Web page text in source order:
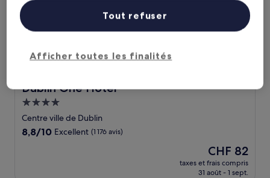
Dublin One Hotel
Dublin One Hotel
Hébergement
4.0 étoiles
Centre ville de Dublin
8.8
8,8/10 Excellent (1 176 avis)
Le
nouveau
prix
CHF 82
taxes et frais compris
31 août - 1 sept.
Afficher toutes les finalités
Tout refuser